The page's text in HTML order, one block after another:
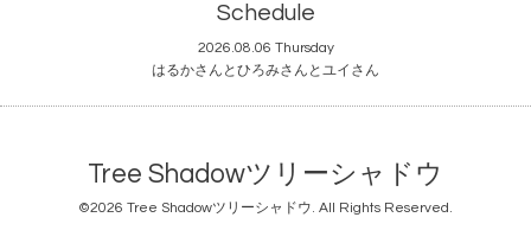
Schedule
2026.08.06 Thursday
はるかさんとひろみさんとユイさん
Tree Shadowツリーシャドウ
©2026 Tree Shadowツリーシャドウ. All Rights Reserved.